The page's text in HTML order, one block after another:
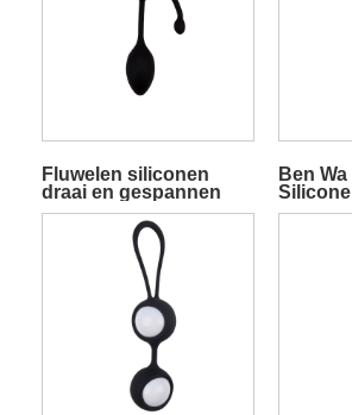
Fluwelen siliconen
draai en gespannen
Jiggle Ben Wa-bal voor
kegeloefening
Ben